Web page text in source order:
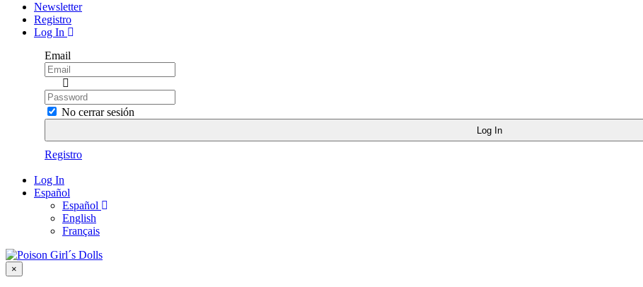
Newsletter
Registro
Log In
Email
No cerrar sesión
Registro
Log In
Español
Español
English
Français
×